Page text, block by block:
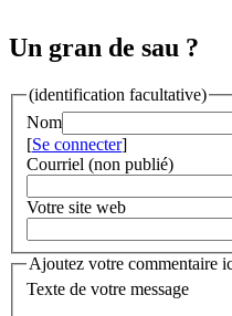
Un gran de sau ?
(identification facultative)
Nom
[Se connecter]
Courriel (non publié)
Votre site web
Ajoutez votre commentaire
Texte de votre message